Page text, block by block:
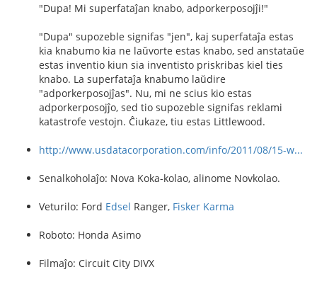
"Dupa! Mi superfataĵan knabo, adporkerposojĵi!"
"Dupa" supozeble signifas "jen", kaj superfataĵa estas
kia knabumo kia ne laŭvorte estas knabo, sed anstataŭe
estas inventio kiun sia inventisto priskribas kiel ties
knabo. La superfataĵa knabumo laŭdire
"adporkerposojĵas". Nu, mi ne scius kio estas
adporkerposojĵo, sed tio supozeble signifas reklami
katastrofe vestojn. Ĉiukaze, tiu estas Littlewood.
http://www.usdatacorporation.com/info/2011/08/15-w...
Senalkoholaĵo: Nova Koka-kolao, alinome Novkolao.
Veturilo: Ford Edsel Ranger, Fisker Karma
Roboto: Honda Asimo
Filmaĵo: Circuit City DIVX